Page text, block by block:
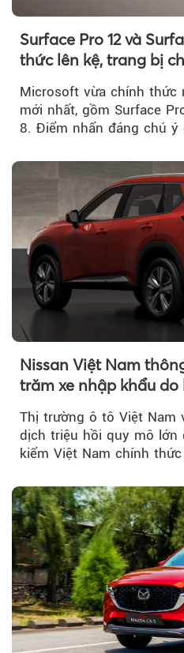
Surface Pro 12 và
thức lên kệ, trang bị
Microsoft vừa chính thức
mới nhất, gồm Surface
8. Điểm nhấn đáng chú ý
Nissan Việt Nam
trăm xe nhập khẩu
Thị trường ô tô Việt Nam
dịch triệu hồi quy mô lớn
kiểm Việt Nam chính